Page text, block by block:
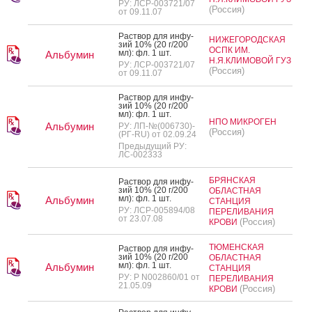
РУ: ЛСР-003721/07
от 09.11.07
(Россия)
Альбумин
Рас­твор для ин­фу­
зий 10% (20 г/200
мл): фл. 1 шт.
РУ: ЛСР-003721/07
от 09.11.07
НИЖЕГОРОДСКАЯ
ОСПК ИМ.
Н.Я.КЛИМОВОЙ ГУЗ
(Россия)
Альбумин
Рас­твор для ин­фу­
зий 10% (20 г/200
мл): фл. 1 шт.
РУ: ЛП-№(006730)-
(РГ-RU) от 02.09.24
Предыдущий РУ:
ЛС-002333
НПО МИКРОГЕН
(Россия)
Альбумин
Рас­твор для ин­фу­
зий 10% (20 г/200
мл): фл. 1 шт.
РУ: ЛСР-005894/08
от 23.07.08
БРЯНСКАЯ
ОБЛАСТНАЯ
СТАНЦИЯ
ПЕРЕЛИВАНИЯ
КРОВИ (Россия)
Альбумин
Рас­твор для ин­фу­
зий 10% (20 г/200
мл): фл. 1 шт.
РУ: Р N002860/01 от
21.05.09
ТЮМЕНСКАЯ
ОБЛАСТНАЯ
СТАНЦИЯ
ПЕРЕЛИВАНИЯ
КРОВИ (Россия)